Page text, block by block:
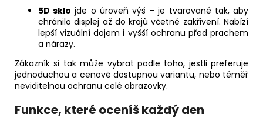
5D sklo jde o úroveň výš – je tvarované tak, aby
chránilo displej až do krajů včetně zakřivení. Nabízí
lepší vizuální dojem i vyšší ochranu před prachem
a nárazy.
Zákazník si tak může vybrat podle toho, jestli preferuje
jednoduchou a cenově dostupnou variantu, nebo téměř
neviditelnou ochranu celé obrazovky.
Funkce, které oceníš každý den